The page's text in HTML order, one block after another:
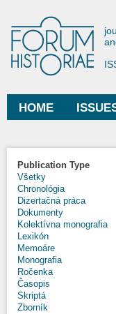
Main menu
HOME
Publication Type
Všetky
Chronológia
Dizertačná práca
Dokumenty
Kolektívna monografia
Lexikón
Memoáre
Monografia
Ročenka
Časopis
Skriptá
Zborník